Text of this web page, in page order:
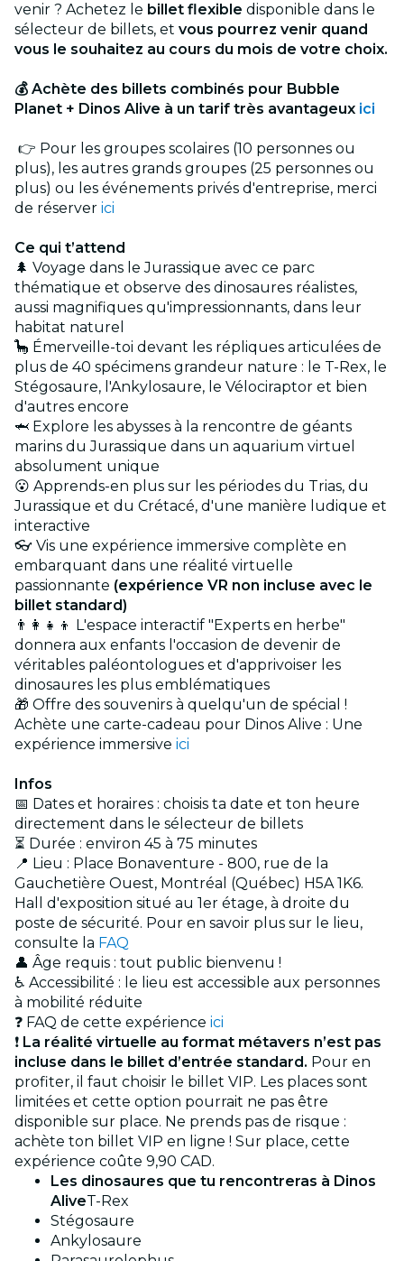
venir ? Achetez le billet flexible disponible dans le
sélecteur de billets, et vous pourrez venir quand
vous le souhaitez au cours du mois de votre choix.
💰 Achète des billets combinés pour Bubble
Planet + Dinos Alive à un tarif très avantageux ici
👉 Pour les groupes scolaires (10 personnes ou
plus), les autres grands groupes (25 personnes ou
plus) ou les événements privés d'entreprise, merci
de réserver ici
Ce qui t’attend
🌲 Voyage dans le Jurassique avec ce parc
thématique et observe des dinosaures réalistes,
aussi magnifiques qu'impressionnants, dans leur
habitat naturel
🦕 Émerveille-toi devant les répliques articulées de
plus de 40 spécimens grandeur nature : le T-Rex, le
Stégosaure, l'Ankylosaure, le Vélociraptor et bien
d'autres encore
🦈 Explore les abysses à la rencontre de géants
marins du Jurassique dans un aquarium virtuel
absolument unique
😮 Apprends-en plus sur les périodes du Trias, du
Jurassique et du Crétacé, d'une manière ludique et
interactive
👓 Vis une expérience immersive complète en
embarquant dans une réalité virtuelle
passionnante (expérience VR non incluse avec le
billet standard)
👨‍👩‍👧‍👦 L'espace interactif "Experts en herbe"
donnera aux enfants l'occasion de devenir de
véritables paléontologues et d'apprivoiser les
dinosaures les plus emblématiques
🎁 Offre des souvenirs à quelqu'un de spécial !
Achète une carte-cadeau pour Dinos Alive : Une
expérience immersive ici
Infos
📅 Dates et horaires : choisis ta date et ton heure
directement dans le sélecteur de billets
⏳ Durée : environ 45 à 75 minutes
📍 Lieu : Place Bonaventure - 800, rue de la
Gauchetière Ouest, Montréal (Québec) H5A 1K6.
Hall d'exposition situé au 1er étage, à droite du
poste de sécurité. Pour en savoir plus sur le lieu,
consulte la FAQ
👤 Âge requis : tout public bienvenu !
♿ Accessibilité : le lieu est accessible aux personnes
à mobilité réduite
❓ FAQ de cette expérience ici
❗ La réalité virtuelle au format métavers n’est pas
incluse dans le billet d’entrée standard. Pour en
profiter, il faut choisir le billet VIP. Les places sont
limitées et cette option pourrait ne pas être
disponible sur place. Ne prends pas de risque :
achète ton billet VIP en ligne ! Sur place, cette
expérience coûte 9,90 CAD.
Les dinosaures que tu rencontreras à Dinos
AliveT-Rex
Stégosaure
Ankylosaure